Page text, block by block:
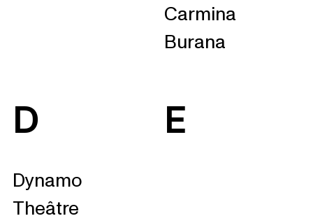
Carmina
Burana
D
Dynamo
Theâtre
E